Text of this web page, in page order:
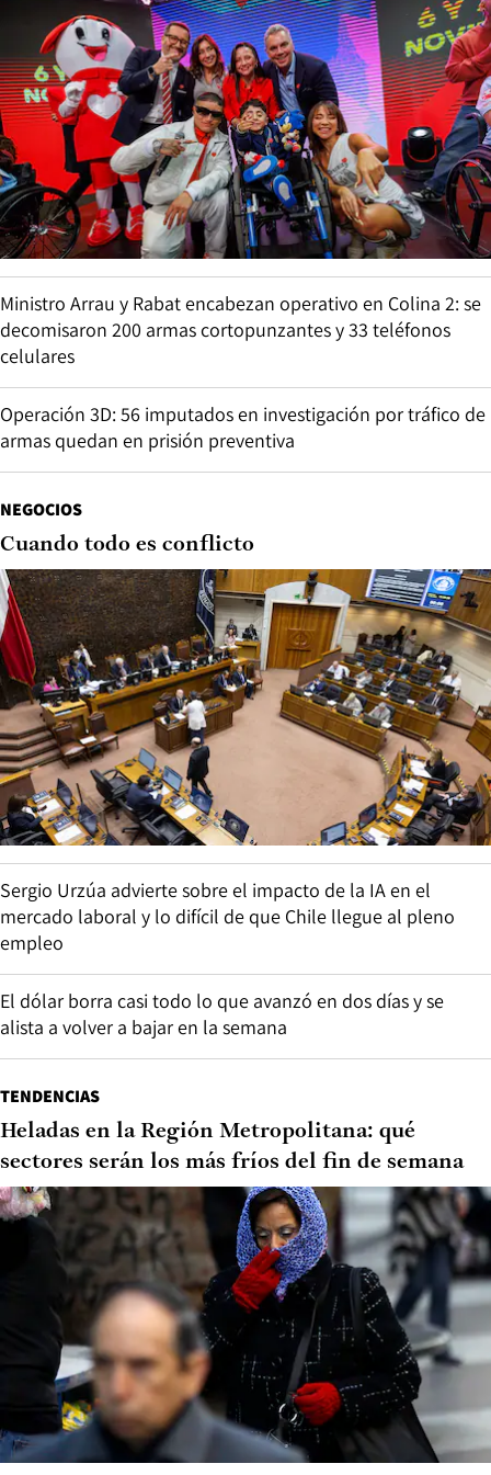
Ministro Arrau y Rabat encabezan operativo en Colina 2: se
decomisaron 200 armas cortopunzantes y 33 teléfonos
celulares
Operación 3D: 56 imputados en investigación por tráfico de
armas quedan en prisión preventiva
NEGOCIOS
Cuando todo es conflicto
Sergio Urzúa advierte sobre el impacto de la IA en el
mercado laboral y lo difícil de que Chile llegue al pleno
empleo
El dólar borra casi todo lo que avanzó en dos días y se
alista a volver a bajar en la semana
TENDENCIAS
Heladas en la Región Metropolitana: qué
sectores serán los más fríos del fin de semana